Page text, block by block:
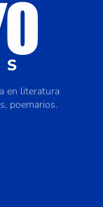
en literatura
poemarios.